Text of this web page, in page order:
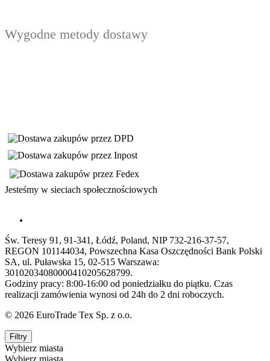
Wygodne metody dostawy
Jesteśmy w sieciach społecznościowych
Św. Teresy 91, 91-341, Łódź, Poland, NIP 732-216-37-57,
REGON 101144034, Powszechna Kasa Oszczędności Bank Polski
SA, ul. Puławska 15, 02-515 Warszawa:
30102034080000410205628799.
Godziny pracy: 8:00-16:00 od poniedziałku do piątku. Czas
realizacji zamówienia wynosi od 24h do 2 dni roboczych.
© 2026 EuroTrade Tex Sp. z o.o.
Filtry
Wybierz miasta
Wybierz miasta